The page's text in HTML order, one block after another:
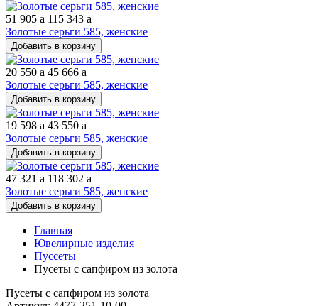
51 905 a 115 343 a
Золотые серьги 585, женские
Добавить в корзину
20 550 a 45 666 a
Золотые серьги 585, женские
Добавить в корзину
19 598 a 43 550 a
Золотые серьги 585, женские
Добавить в корзину
47 321 a 118 302 a
Золотые серьги 585, женские
Добавить в корзину
Главная
Ювелирные изделия
Пуссеты
Пусеты с сапфиром из золота
Пусеты с сапфиром из золота